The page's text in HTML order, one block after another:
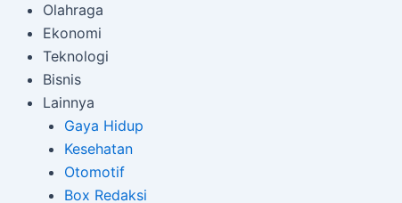
Olahraga
Ekonomi
Teknologi
Bisnis
Lainnya
Gaya Hidup
Kesehatan
Otomotif
Box Redaksi